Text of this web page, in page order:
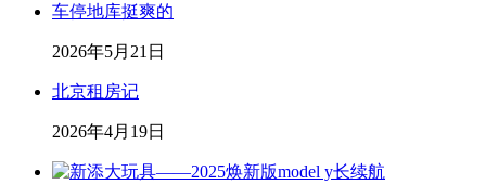
车停地库挺爽的
2026年5月21日
北京租房记
2026年4月19日